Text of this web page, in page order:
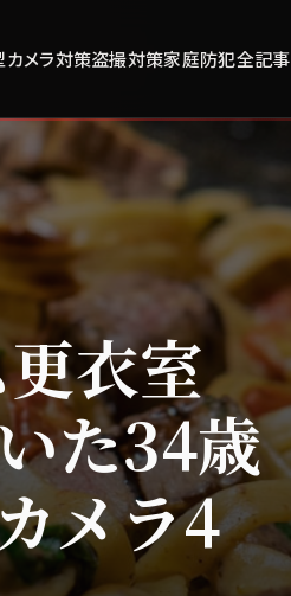
カメラ対策盗撮対策家庭防犯全記事
衣室
た34歳
メラ4